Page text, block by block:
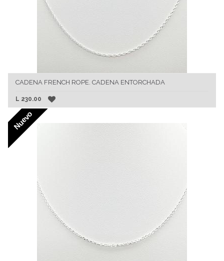
CADENA FRENCH ROPE. CADENA ENTORCHADA
L 230.00
Nuevo